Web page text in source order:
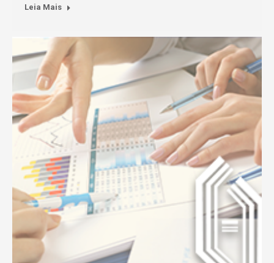
Leia Mais